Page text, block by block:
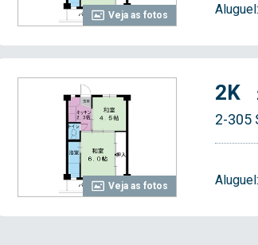
Veja as fotos Aluguel:
Veja as fotos
2K
2-305
Aluguel: